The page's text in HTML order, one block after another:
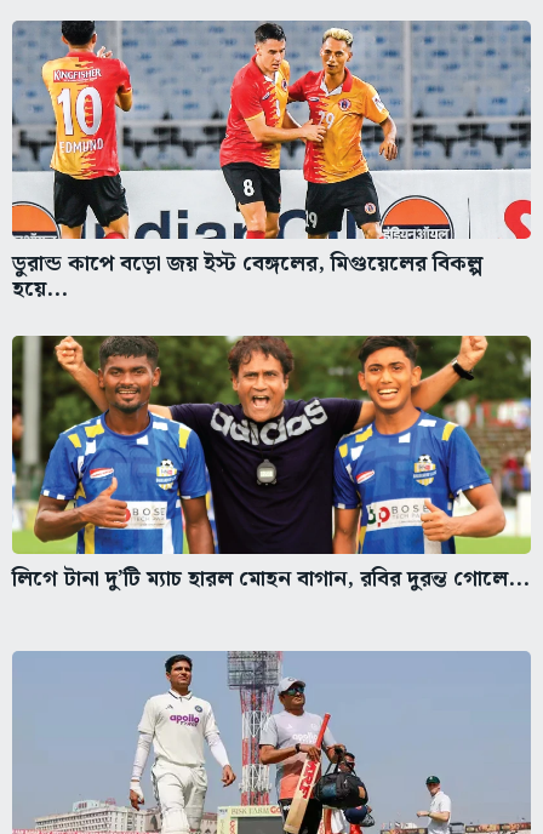
ডুরান্ড কাপে বড়ো জয় ইস্ট বেঙ্গলের, মিগুয়েলের বিকল্প
হয়ে...
লিগে টানা দু’টি ম্যাচ হারল মোহন বাগান, রবির দুরন্ত গোলে...